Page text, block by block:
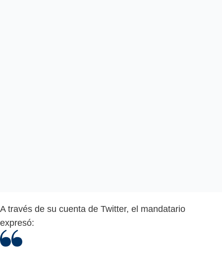
A través de su cuenta de Twitter, el mandatario
expresó: